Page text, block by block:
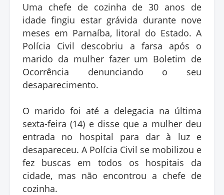
Uma chefe de cozinha de 30 anos de
idade fingiu estar grávida durante nove
meses em Parnaíba, litoral do Estado. A
Polícia Civil descobriu a farsa após o
marido da mulher fazer um Boletim de
Ocorrência denunciando o seu
desaparecimento.
O marido foi até a delegacia na última
sexta-feira (14) e disse que a mulher deu
entrada no hospital para dar à luz e
desapareceu. A Polícia Civil se mobilizou e
fez buscas em todos os hospitais da
cidade, mas não encontrou a chefe de
cozinha.